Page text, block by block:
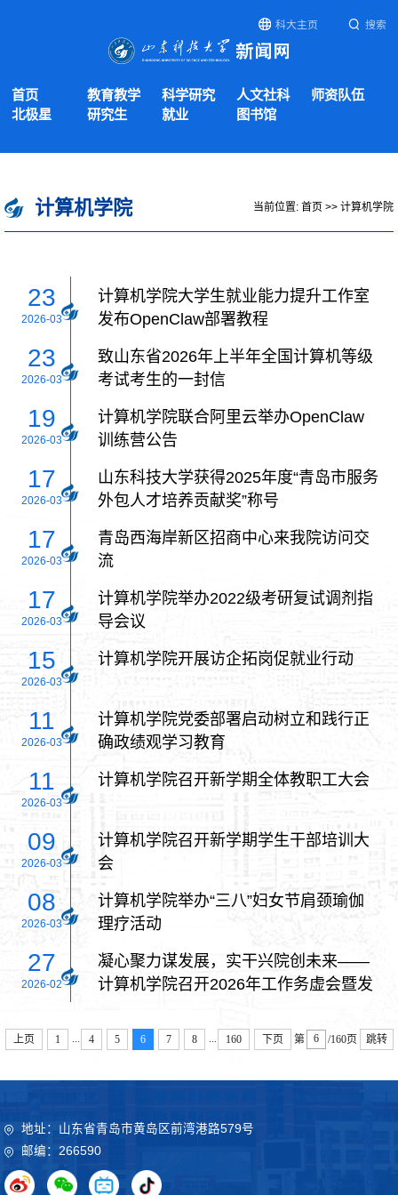
科大主页 搜索
首页 教育教学 科学研究 人文社科
师资队伍
北极星
研究生 就业 图书馆
计算机学院 当前位置: 首页 >> 计算机学院
23
2026-03
计算机学院大学生就业能力提升工作室
发布OpenClaw部署教程
23
2026-03
致山东省2026年上半年全国计算机等级
考试考生的一封信
19
2026-03
计算机学院联合阿里云举办OpenClaw
训练营公告
17
2026-03
山东科技大学获得2025年度“青岛市服务
外包人才培养贡献奖”称号
17
2026-03
青岛西海岸新区招商中心来我院访问交
流
17
2026-03
计算机学院举办2022级考研复试调剂指
导会议
15
2026-03
计算机学院开展访企拓岗促就业行动
11
2026-03
计算机学院党委部署启动树立和践行正
确政绩观学习教育
11
2026-03
计算机学院召开新学期全体教职工大会
09
2026-03
计算机学院召开新学期学生干部培训大
会
08
2026-03
计算机学院举办“三八”妇女节肩颈瑜伽
理疗活动
27
2026-02
凝心聚力谋发展，实干兴院创未来——
计算机学院召开2026年工作务虚会暨发
上页 1 4 5 6 7 8 160 下页 第 /160页 跳转
地址：山东省青岛市黄岛区前湾港路579号
邮编：266590